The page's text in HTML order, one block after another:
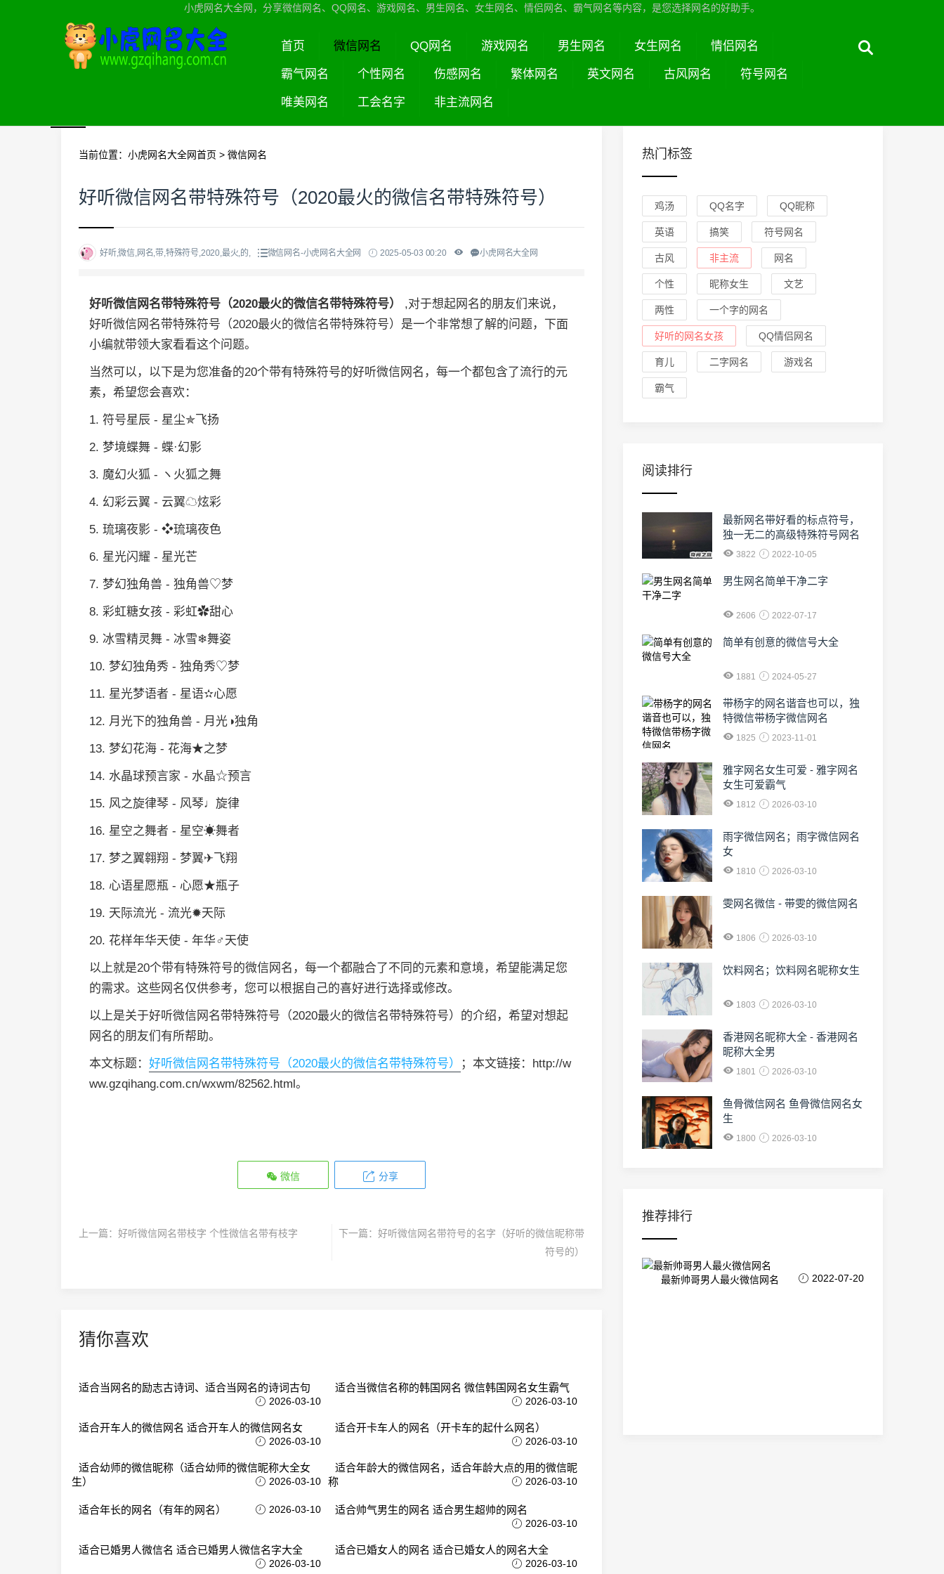
小虎网名大全网，分享微信网名、QQ网名、游戏网名、男生网名、女生网名、情侣网名、霸气网名等内容，是您选择网名的好助手。
首页 微信网名 QQ网名 游戏网名 男生网名 女生网名 情侣网名
霸气网名 个性网名 伤感网名 繁体网名 英文网名 古风网名 符号网名
唯美网名 工会名字 非主流网名
当前位置： 小虎网名大全网首页 > 微信网名
好听微信网名带特殊符号（2020最火的微信名带特殊符号）
好听,微信,网名,带,特殊符号,2020,最火,的, 微信网名-小虎网名大全网 2025-05-03 00:20 小虎网名大全网
好听微信网名带特殊符号（2020最火的微信名带特殊符号） ,对于想起网名的朋友们来说，
好听微信网名带特殊符号（2020最火的微信名带特殊符号）是一个非常想了解的问题，下面
小编就带领大家看看这个问题。
当然可以，以下是为您准备的20个带有特殊符号的好听微信网名，每一个都包含了流行的元
素，希望您会喜欢：
1. 符号星辰 - 星尘✯飞扬
2. 梦境蝶舞 - 蝶·幻影
3. 魔幻火狐 - ヽ火狐之舞
4. 幻彩云翼 - 云翼☁炫彩
5. 琉璃夜影 - ❖琉璃夜色
6. 星光闪耀 - 星光芒
7. 梦幻独角兽 - 独角兽♡梦
8. 彩虹糖女孩 - 彩虹✿甜心
9. 冰雪精灵舞 - 冰雪❄舞姿
10. 梦幻独角秀 - 独角秀♡梦
11. 星光梦语者 - 星语✫心愿
12. 月光下的独角兽 - 月光◑独角
13. 梦幻花海 - 花海★之梦
14. 水晶球预言家 - 水晶☆预言
15. 风之旋律琴 - 风琴♩旋律
16. 星空之舞者 - 星空☀舞者
17. 梦之翼翱翔 - 梦翼✈飞翔
18. 心语星愿瓶 - 心愿★瓶子
19. 天际流光 - 流光✹天际
20. 花样年华天使 - 年华♂天使
以上就是20个带有特殊符号的微信网名，每一个都融合了不同的元素和意境，希望能满足您
的需求。这些网名仅供参考，您可以根据自己的喜好进行选择或修改。
以上是关于好听微信网名带特殊符号（2020最火的微信名带特殊符号）的介绍，希望对想起
网名的朋友们有所帮助。
本文标题： 好听微信网名带特殊符号（2020最火的微信名带特殊符号）
；本文链接：http://w
ww.gzqihang.com.cn/wxwm/82562.html。
微信 分享
上一篇： 好听微信网名带枝字 个性微信名带有枝字 下一篇： 好听微信网名带符号的名字（好听的微信昵称带
符号的）
猜你喜欢
适合当网名的励志古诗词、适合当网名的诗词古句
2026-03-10
适合当微信名称的韩国网名 微信韩国网名女生霸气
2026-03-10
适合开车人的微信网名 适合开车人的微信网名女
2026-03-10
适合开卡车人的网名（开卡车的起什么网名）
2026-03-10
适合幼师的微信昵称（适合幼师的微信昵称大全女
生）
2026-03-10
适合年龄大的微信网名，适合年龄大点的用的微信昵
称
2026-03-10
适合年长的网名（有年的网名） 2026-03-10 适合帅气男生的网名 适合男生超帅的网名
2026-03-10
适合已婚男人微信名 适合已婚男人微信名字大全
2026-03-10
适合已婚女人的网名 适合已婚女人的网名大全
2026-03-10
热门标签
鸡汤 QQ名字 QQ昵称
英语 搞笑 符号网名
古风 非主流 网名
个性 昵称女生 文艺
两性 一个字的网名
好听的网名女孩 QQ情侣网名
育儿 二字网名 游戏名
霸气
阅读排行
最新网名带好看的标点符号，
独一无二的高级特殊符号网名
3822 2022-10-05
男生网名简单干净二字
2606 2022-07-17
简单有创意的微信号大全
1881 2024-05-27
​带杨字的网名谐音也可以，独
特微信带杨字微信网名
1825 2023-11-01
雅字网名女生可爱 - 雅字网名
女生可爱霸气
1812 2026-03-10
雨字微信网名；雨字微信网名
女
1810 2026-03-10
雯网名微信 - 带雯的微信网名
1806 2026-03-10
饮料网名；饮料网名昵称女生
1803 2026-03-10
香港网名昵称大全 - 香港网名
昵称大全男
1801 2026-03-10
鱼骨微信网名 鱼骨微信网名女
生
1800 2026-03-10
推荐排行
最新帅哥男人最火微信网名 2022-07-20